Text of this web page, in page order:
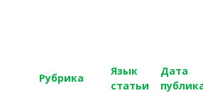
Рубрика
Язык
статьи
Дата